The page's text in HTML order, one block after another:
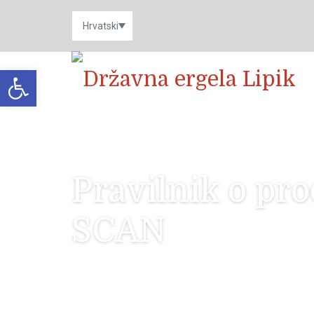
Pravilnik o
SCAN
Open toolbar